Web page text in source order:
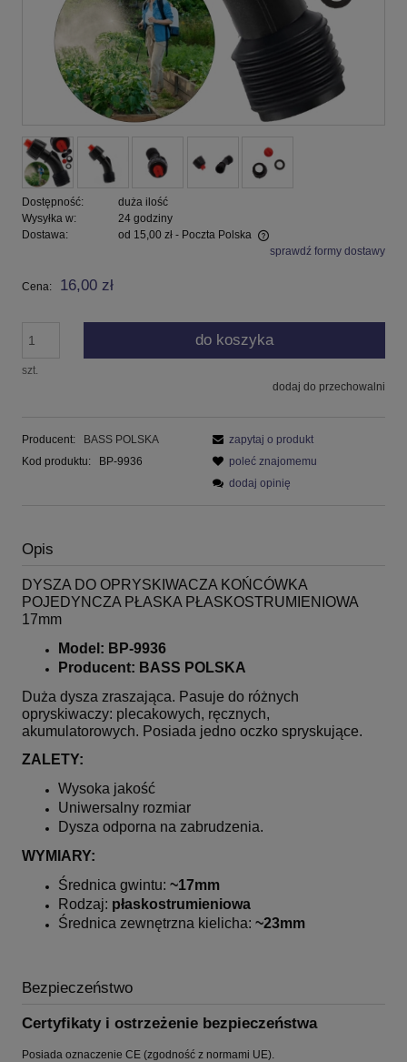
Dostępność:
duża ilość
Wysyłka w:
24 godziny
Dostawa:
od 15,00 zł - Poczta Polska
Cena nie zawiera ewentualnych kosztów płatnościsprawdź formy dostawy
Cena: 16,00 zł
szt.
do koszyka
dodaj do przechowalni
Producent:
BASS POLSKA
Kod produktu:
BP-9936
zapytaj o produkt
poleć znajomemu
dodaj opinię
Opis
DYSZA DO OPRYSKIWACZA KOŃCÓWKA
POJEDYNCZA PŁASKA PŁASKOSTRUMIENIOWA
17mm
Model: BP-9936
Producent: BASS POLSKA
Duża dysza zraszająca. Pasuje do różnych
opryskiwaczy: plecakowych, ręcznych,
akumulatorowych. Posiada jedno oczko spryskujące.
ZALETY:
Wysoka jakość
Uniwersalny rozmiar
Dysza odporna na zabrudzenia.
WYMIARY:
Średnica gwintu: ~17mm
Rodzaj: płaskostrumieniowa
Średnica zewnętrzna kielicha: ~23mm
Bezpieczeństwo
Certyfikaty i ostrzeżenie bezpieczeństwa
Posiada oznaczenie CE (zgodność z normami UE).